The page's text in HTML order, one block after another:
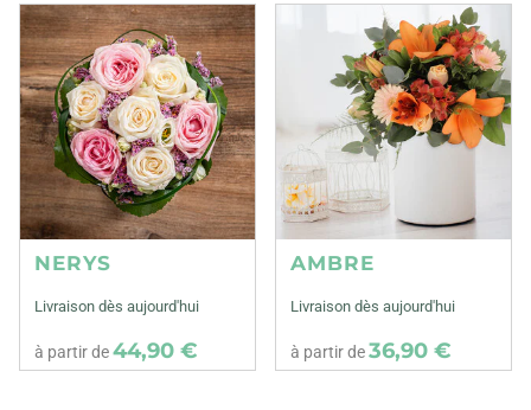
NERYS
Livraison dès aujourd'hui
à partir de44,90 €
AMBRE
Livraison dès aujourd'hui
à partir de36,90 €